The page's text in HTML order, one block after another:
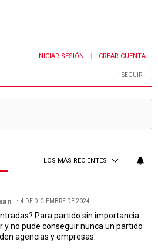
SIGA ESTA
SEGUIR
INICIAR SESIÓN CREAR CUENTA
LOS MÁS RECIENTES
Elean.
4 DE DICIEMBRE DE 2024
Para partido sin importancia.
y no pude conseguir nunca un partido
agencias y empresas.